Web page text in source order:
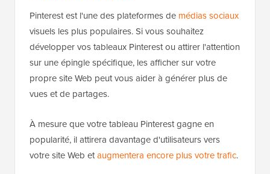
Pinterest est l'une des plateformes de médias sociaux
visuels les plus populaires. Si vous souhaitez
développer vos tableaux Pinterest ou attirer l'attention
sur une épingle spécifique, les afficher sur votre
propre site Web peut vous aider à générer plus de
vues et de partages.
À mesure que votre tableau Pinterest gagne en
popularité, il attirera davantage d'utilisateurs vers
votre site Web etaugmentera encore plus votre trafic.